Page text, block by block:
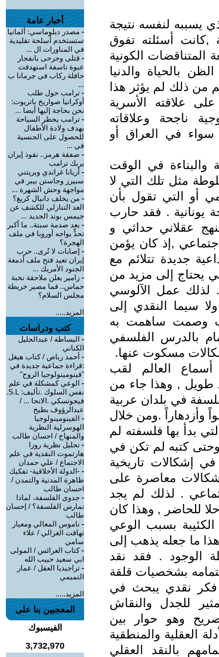
يسببه لنفسه نتيجة
,كانت أسئلته تفوق
المتناقضات الكونية
بالحياة والدنيا
من ذلك لم يؤثر هذا
على علاقته الأسرية
ناجحة وعلاقاته
في العراق أو
والبناءة في الوقت
مثل تلك التي لا
أو التي تقول بأن
يونانية . فقد حارب
عقلاني حداثي و
,إذ كان يؤمن
جديدة تتلائم مع
يحتاج إلى مزيد من
. لذلك عمل الآلوسي
سيما النقدي إلى
وصمت ساهمت به
بالدرس الفلسفي
مسكوت عنها.
العالم لقب
طويل , وهذا جاء من
في بلدان عربية
وأزدهاراً .ومن خلال
بدأ بها فلسفته لم
كتبه لم تكن في
إشكالات تاريخية
معاصرة على
. لذلك لم يجد
للحاضر , وهذا كان
بسبب الوعي
ما جعله يذهب إلى
الوجود . فقد نقد
بشخصيات قلقة
فكر نقدي يبحث في
للجدل والنقاش
وهو حوار بين
العقلية والمنطقية
بالنقد العقلي
أخبار عامة
- مصدر دبلوماسي: ألمانيا
ستستخدم أسلحة تقليدية
في المناورات ال ...
- قتلى وجرحى بانفجار
عبوة ناسفة استهدفت
حافلة ركاب في جرمانا ب
...
- ترامب حول طلب
أوكرانيا صواريخ باتريوت:
نحن بحاجة إليها أيضا ...
- ترامب يحظر السياحة
بهدف ولادة الأطفال
للحصول على الجنسية
في ...
- صفقة هرمز.. نفوذ إيران
يربك ترامب
- أريانا غراندي وبريتني
سبيرز وجاستن بيبر في
مواجهة وحش الشهرة ...
- من يخلف دانيال كريغ؟
العد التنازلي للكشف عن
جيمس بوند الجديد ...
- بعد صدمة سبتة.. ما أكبر
تحدٍّ يواجه أوروبا في ملف
الهجرة؟
- إصابات لا تُرى.. حرب
إيران تعيد فتح ملف أدمغة
الجنود الأمريك ...
- زامير يعلن ملاحقة نخبة
حماس.. فما مصير خريطة
مجلس السلام؟
المزيد.....
كتب ودراسات
- البساطة / عبدالجليل
الكناني
- أحمد رباص / كتاب هيغل
:قراءة جماعية جديدة في
"فينومينولوجيا الروح"
- الوعي كمشكلة في علم
نفس السلوك .تأليف: S.L.
فيجوتسكي .الاتحا ... /
عبدالرؤوف بطيخ
- الفينومينولوجيا
الهوسرلية النظرية
والمنهاج / احسان طالب
- تحليل نظرية روزا
هارتموت النقدية في علم
الاجتماع / علي حمدان
- -الدولة الأخلاقية- تفكيك
ظاهرة المدنية والتمدن /
احسان طالب
- جدوى الفلسفة، لماذا
نمارس الفلسفة؟ / إحسان
طالب
- ناموس المعالي ومعيار
تهافت الغزالي / علاء
سامي
-كتاب العرائس / المولى
ابي سعيد حبيب الله
- تراجيديا العقل / عمار
التميمي
المزيد.....
المعجبين بنا على
الفيسبوك
3,732,970